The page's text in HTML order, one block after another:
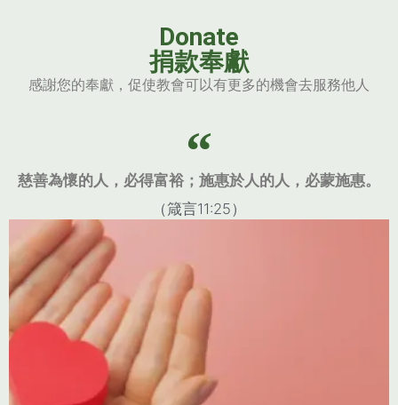
Donate
捐款奉獻
感謝您的奉獻，促使教會可以有更多的機會去服務他人
慈善為懷的人，必得富裕；施惠於人的人，必蒙施惠。
（箴言11:25）